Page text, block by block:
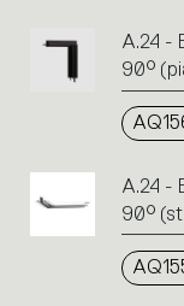
icone
A.24 -
90°
A.24 -
90°